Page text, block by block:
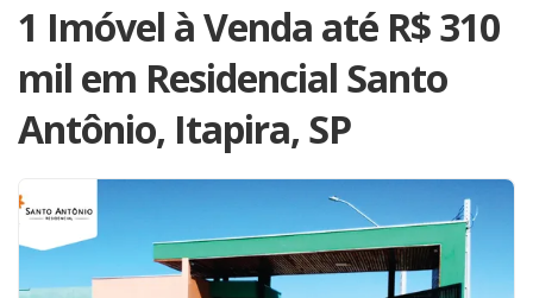
1 Imóvel à Venda até R$ 310
mil em Residencial Santo
Antônio, Itapira, SP